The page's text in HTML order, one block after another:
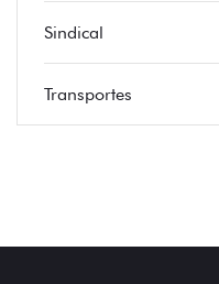
Sindical
Transportes